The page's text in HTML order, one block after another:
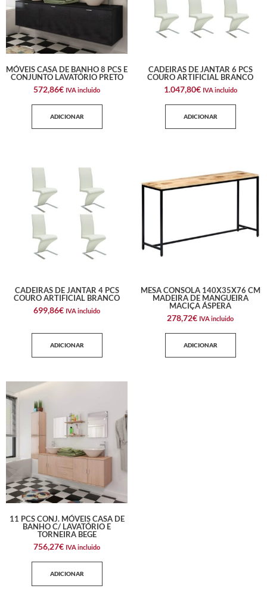
MÓVEIS CASA DE BANHO 8 PCS E
CONJUNTO LAVATÓRIO PRETO
572,86€ IVA incluido
ADICIONAR
CADEIRAS DE JANTAR 6 PCS
COURO ARTIFICIAL BRANCO
1.047,80€ IVA incluido
ADICIONAR
CADEIRAS DE JANTAR 4 PCS
COURO ARTIFICIAL BRANCO
699,86€ IVA incluido
ADICIONAR
MESA CONSOLA 140X35X76 CM
MADEIRA DE MANGUEIRA
MACIÇA ÁSPERA
278,72€ IVA incluido
ADICIONAR
11 PCS CONJ. MÓVEIS CASA DE
BANHO C/ LAVATÓRIO E
TORNEIRA BEGE
756,27€ IVA incluido
ADICIONAR